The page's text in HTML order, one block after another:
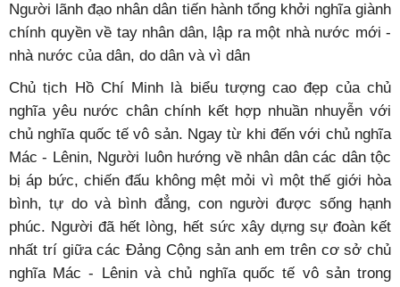
Người lãnh đạo nhân dân tiến hành tổng khởi nghĩa giành
chính quyền về tay nhân dân, lập ra một nhà nước mới -
nhà nước của dân, do dân và vì dân
Chủ tịch Hồ Chí Minh là biểu tượng cao đẹp của chủ
nghĩa yêu nước chân chính kết hợp nhuần nhuyễn với
chủ nghĩa quốc tế vô sản. Ngay từ khi đến với chủ nghĩa
Mác - Lênin, Người luôn hướng về nhân dân các dân tộc
bị áp bức, chiến đấu không mệt mỏi vì một thế giới hòa
bình, tự do và bình đẳng, con người được sống hạnh
phúc. Người đã hết lòng, hết sức xây dựng sự đoàn kết
nhất trí giữa các Đảng Cộng sản anh em trên cơ sở chủ
nghĩa Mác - Lênin và chủ nghĩa quốc tế vô sản trong